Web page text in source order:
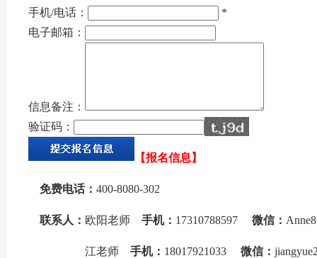
手机/电话：
*
电子邮箱：
信息备注：
验证码：
【报名信息】
免费电话： 400-8080-302
联系人： 欧阳老师 手机： 17310788597 微信：
江老师 手机： 18017921033 微信：